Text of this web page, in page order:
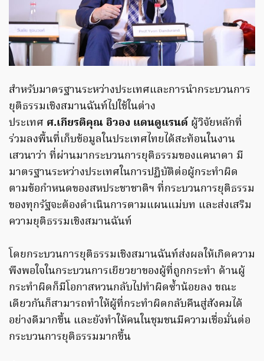
สำหรับมาตรฐานระหว่างประเทศและการนำกระบวนการ
ยุติธรรมเชิงสมานฉันท์ไปใช้ในต่าง
ประเทศ ศ.เกียรติคุณ อิวอง แดนดูแรนด์ ผู้วิจัยหลักที่
ร่วมลงพื้นที่เก็บข้อมูลในประเทศไทยได้สะท้อนในงาน
เสวนาว่า ที่ผ่านมากระบวนการยุติธรรมของแคนาดา มี
มาตรฐานระหว่างประเทศในการปฏิบัติต่อผู้กระทำผิด
ตามข้อกำหนดของสหประชาชาติฯ ที่กระบวนการยุติธรรม
ของทุกรัฐจะต้องดำเนินการตามแผนแม่บท และส่งเสริม
ความยุติธรรมเชิงสมานฉันท์
โดยกระบวนการยุติธรรมเชิงสมานฉันท์ส่งผลให้เกิดความ
พึงพอใจในกระบวนการเยียวยาของผู้ที่ถูกกระทำ ด้านผู้
กระทำผิดก็มีโอกาสหวนกลับไปทำผิดซ้ำน้อยลง ขณะ
เดียวกันก็สามารถทำให้ผู้ที่กระทำผิดกลับคืนสู่สังคมได้
อย่างดีมากขึ้น และยังทำให้คนในชุมชนมีความเชื่อมั่นต่อ
กระบวนการยุติธรรมมากขึ้น